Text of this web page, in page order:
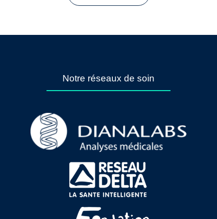
Notre réseaux de soin